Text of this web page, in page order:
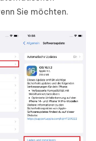
Sie möchten.